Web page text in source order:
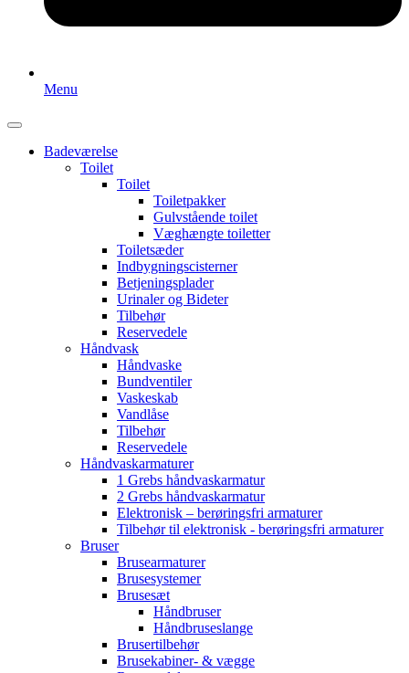
Menu
Badeværelse
Toilet
Toilet
Toiletpakker
Gulvstående toilet
Væghængte toiletter
Toiletsæder
Indbygningscisterner
Betjeningsplader
Urinaler og Bideter
Tilbehør
Reservedele
Håndvask
Håndvaske
Bundventiler
Vaskeskab
Vandlåse
Tilbehør
Reservedele
Håndvaskarmaturer
1 Grebs håndvaskarmatur
2 Grebs håndvaskarmatur
Elektronisk – berøringsfri armaturer
Tilbehør til elektronisk - berøringsfri armaturer
Bruser
Brusearmaturer
Brusesystemer
Brusesæt
Håndbruser
Håndbruseslange
Brusertilbehør
Brusekabiner- & vægge